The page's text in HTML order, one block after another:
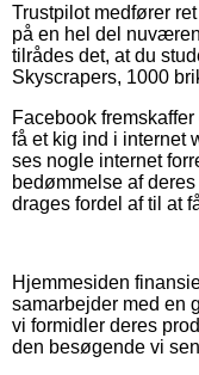
Trustpilot medfører
på en hel del
tilrådes det, at du
Skyscrapers, 1000
Facebook
få et kig ind i internet
ses nogle internet
bedømmelse af
drages fordel af til at
Hjemmesiden
samarbejder med en
vi formidler deres
den besøgende vi